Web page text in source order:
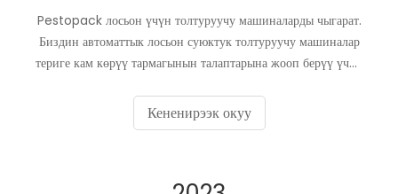
Pestopack лосьон үчүн толтуруучу машиналарды чыгарат.
Биздин автоматтык лосьон суюктук толтуруучу машиналар
териге кам көрүү тармагынын талаптарына жооп берүү үчүн
илешкектен коюу илешкекке чейин кеңири ассортимент
бар. Лосьон продуктусу көбүктүү аз илешкектүү
Кененирээк окуу